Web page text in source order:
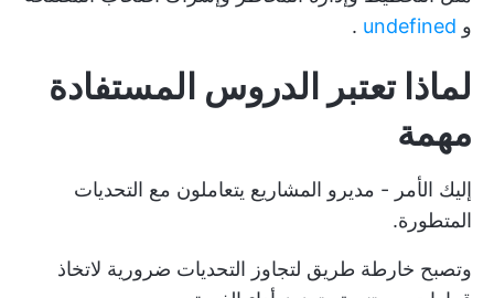
و undefined
.
لماذا تعتبر الدروس المستفادة
مهمة
إليك الأمر - مديرو المشاريع يتعاملون مع التحديات
المتطورة.
وتصبح خارطة طريق لتجاوز التحديات ضرورية لاتخاذ